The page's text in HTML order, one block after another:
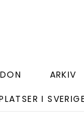
ARKIV
I SVERIGE